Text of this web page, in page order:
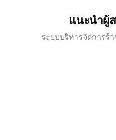
แนะนำผู้
ระบบบริหารจัดการร้า